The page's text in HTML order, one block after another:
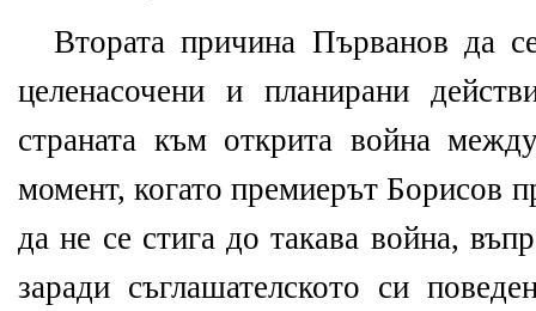
Втората причина Първанов да
целенасочени и планирани
страната към открита война
момент, когато премиерът Борисов
да не се стига до такава война,
заради съглашателското си